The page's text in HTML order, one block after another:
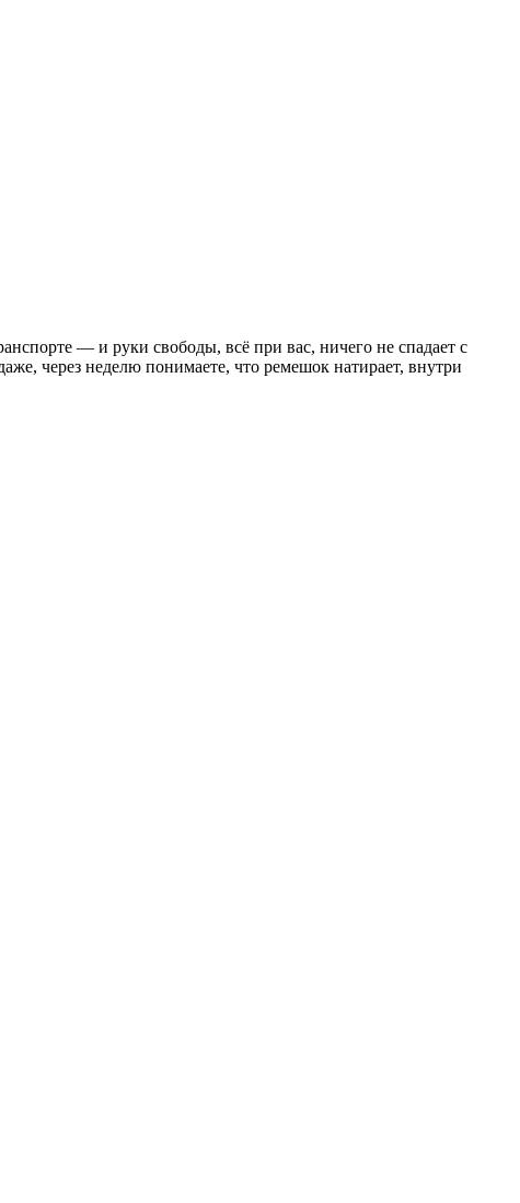
— и руки свободы, всё при вас, ничего не спадает с
через неделю понимаете, что ремешок натирает, внутри